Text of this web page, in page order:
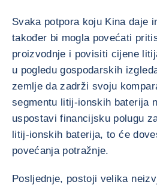
Svaka potpora koju Kina daje
također bi mogla povećati
proizvodnje i povisiti cijene
u pogledu gospodarskih
zemlje da zadrži svoju
segmentu litij-ionskih baterija
uspostavi financijsku polugu
litij-ionskih baterija, to će
povećanja potražnje.
Posljednje, postoji velika